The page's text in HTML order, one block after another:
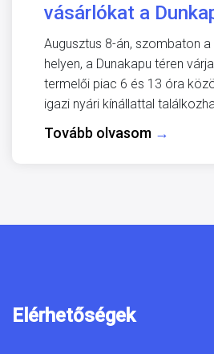
vásárlókat a
Augusztus 8-án, szombaton
helyen, a Dunakapu téren
termelői piac 6 és 13 óra
igazi nyári kínállattal
Tovább olvasom →
Elérhetőségek